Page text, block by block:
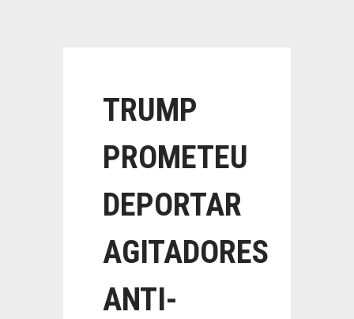
TRUMP
PROMETEU
DEPORTAR
AGITADORES
ANTI-